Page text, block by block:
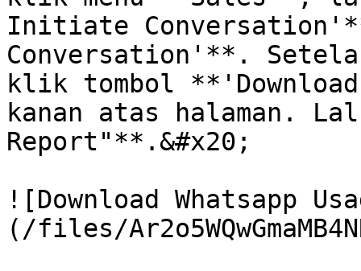
Initiate
Conversation'**.
klik tombol
kanan atas halaman.
Report"**.&#x20;
![Download Whatsapp
(/files/